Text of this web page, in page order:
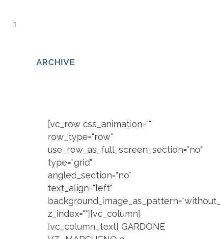
ARCHIVE
[vc_row css_animation=""
row_type="row"
use_row_as_full_screen_section="no"
type="grid"
angled_section="no"
text_align="left"
z_index=""][vc_column]
[vc_column_text] GARDONE